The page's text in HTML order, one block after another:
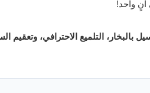
آنٍ واحد!
بالبخار، التلميع الاحترافي، وتعقيم